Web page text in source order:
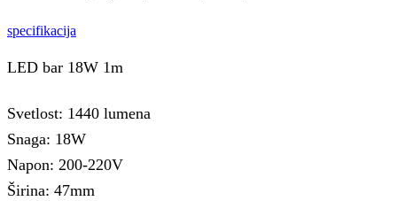
specifikacija
LED bar 18W 1m
Svetlost: 1440 lumena
Snaga: 18W
Napon: 200-220V
Širina: 47mm